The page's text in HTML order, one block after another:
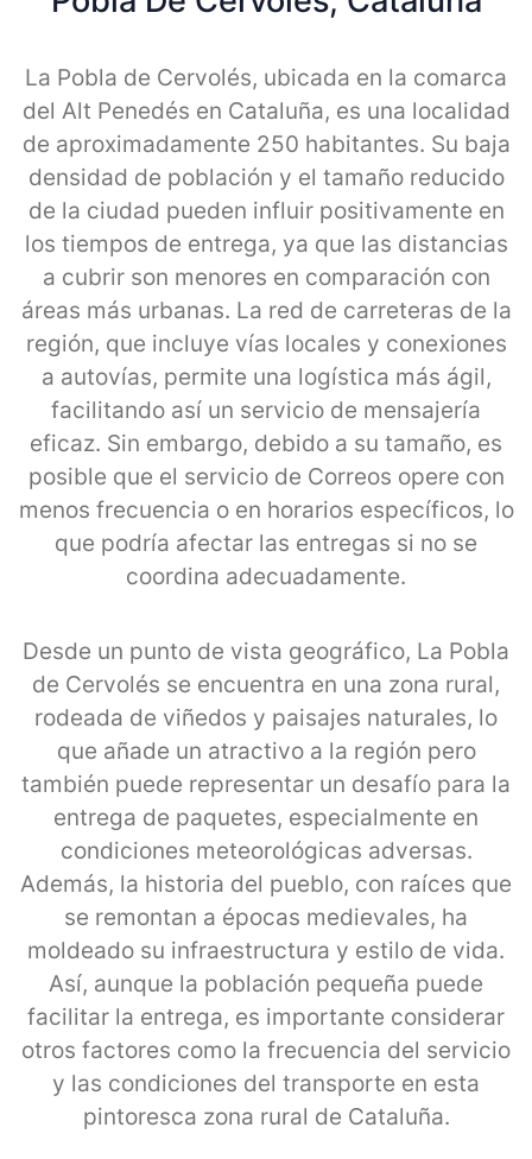
La Pobla de Cervolés, ubicada en la comarca
del Alt Penedés en Cataluña, es una localidad
de aproximadamente 250 habitantes. Su baja
densidad de población y el tamaño reducido
de la ciudad pueden influir positivamente en
los tiempos de entrega, ya que las distancias
a cubrir son menores en comparación con
áreas más urbanas. La red de carreteras de la
región, que incluye vías locales y conexiones
a autovías, permite una logística más ágil,
facilitando así un servicio de mensajería
eficaz. Sin embargo, debido a su tamaño, es
posible que el servicio de Correos opere con
menos frecuencia o en horarios específicos, lo
que podría afectar las entregas si no se
coordina adecuadamente.
Desde un punto de vista geográfico, La Pobla
de Cervolés se encuentra en una zona rural,
rodeada de viñedos y paisajes naturales, lo
que añade un atractivo a la región pero
también puede representar un desafío para la
entrega de paquetes, especialmente en
condiciones meteorológicas adversas.
Además, la historia del pueblo, con raíces que
se remontan a épocas medievales, ha
moldeado su infraestructura y estilo de vida.
Así, aunque la población pequeña puede
facilitar la entrega, es importante considerar
otros factores como la frecuencia del servicio
y las condiciones del transporte en esta
pintoresca zona rural de Cataluña.